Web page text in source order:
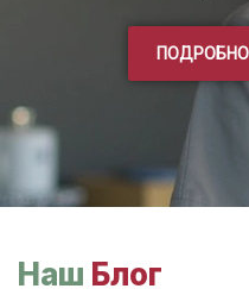
Наш Блог